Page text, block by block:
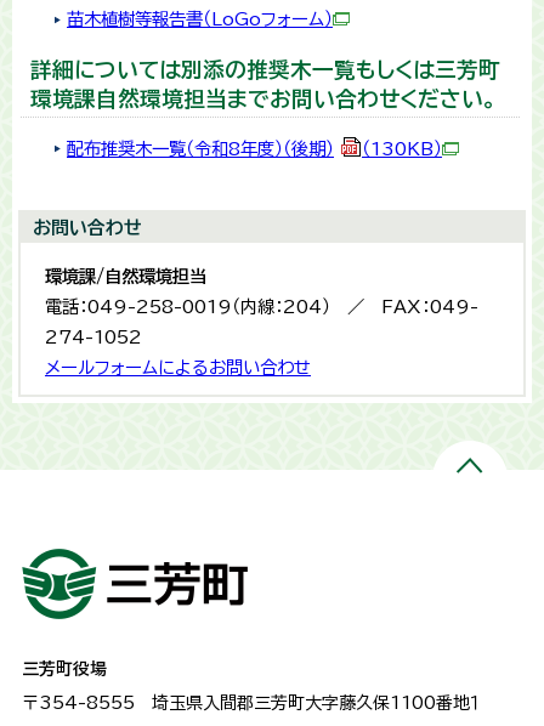
苗木植樹等報告書（LoGoフォーム）
詳細については別添の推奨木一覧もしくは三芳町
環境課自然環境担当までお問い合わせください。
配布推奨木一覧（令和8年度）（後期） （130KB）
お問い合わせ
環境課/自然環境担当
電話：049-258-0019（内線：204） ／ FAX：049-
274-1052
メールフォームによるお問い合わせ
三芳町役場
〒354-8555 埼玉県入間郡三芳町大字藤久保1100番地１